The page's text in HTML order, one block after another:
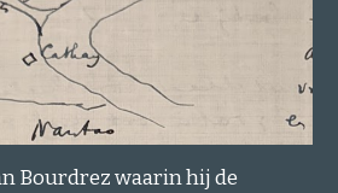
Bourdrez waarin hij de